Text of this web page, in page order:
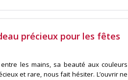
précieux pour les fêtes
les mains, sa beauté aux couleurs
et rare, nous fait hésiter. L’ouvrir ne